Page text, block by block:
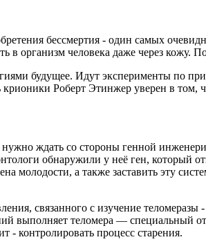
бессмертия - один самых
в организм человека даже через кожу.
будущее. Идут эксперименты по
Роберт Этинжер уверен в
ждать со стороны генной
обнаружили у неё ген, который
молодости, а также заставить эту
связанного с изучение
выполняет теломера —
- контролировать процесс старения.